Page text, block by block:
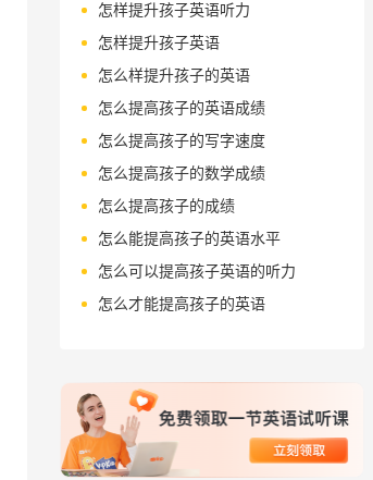
怎样提升孩子英语听力
怎样提升孩子英语
怎么样提升孩子的英语
怎么提高孩子的英语成绩
怎么提高孩子的写字速度
怎么提高孩子的数学成绩
怎么提高孩子的成绩
怎么能提高孩子的英语水平
怎么可以提高孩子英语的听力
怎么才能提高孩子的英语